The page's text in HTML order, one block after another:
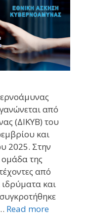
από
(ΔΙΚΥΒ) του
και
2025. Στην
της
από
και
Read more